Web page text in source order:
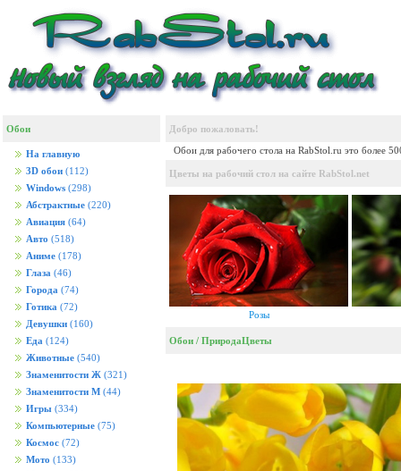
Обои
На главную
3D обои (112)
Windows (298)
Абстрактные (220)
Авиация (64)
Авто (518)
Аниме (178)
Глаза (46)
Города (74)
Готика (72)
Девушки (160)
Еда (124)
Животные (540)
Знаменитости Ж (321)
Знаменитости М (44)
Игры (334)
Компьютерные (75)
Космос (72)
Мото (133)
Добро пожаловать!
Обои для рабочего стола на RabStol.ru это более
Цветы на рабочий стол на сайте RabStol.net
Розы
Обои / ПриродаЦветы